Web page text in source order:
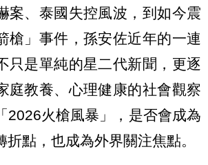
案、泰國失控風波，到如今震
槍」事件，孫安佐近年的一連
只是單純的星二代新聞，更逐
庭教養、心理健康的社會觀察
2026火槍風暴」，是否會成為
點，也成為外界關注焦點。